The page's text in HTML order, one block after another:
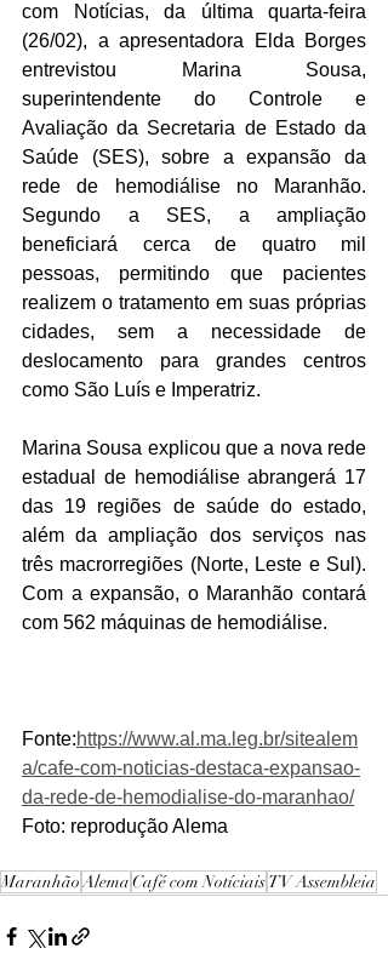
com Notícias, da última quarta-feira
(26/02), a apresentadora Elda Borges
entrevistou Marina Sousa,
superintendente do Controle e
Avaliação da Secretaria de Estado da
Saúde (SES), sobre a expansão da
rede de hemodiálise no Maranhão.
Segundo a SES, a ampliação
beneficiará cerca de quatro mil
pessoas, permitindo que pacientes
realizem o tratamento em suas próprias
cidades, sem a necessidade de
deslocamento para grandes centros
como São Luís e Imperatriz.
Marina Sousa explicou que a nova rede
estadual de hemodiálise abrangerá 17
das 19 regiões de saúde do estado,
além da ampliação dos serviços nas
três macrorregiões (Norte, Leste e Sul).
Com a expansão, o Maranhão contará
com 562 máquinas de hemodiálise.
Fonte:https://www.al.ma.leg.br/sitealem
a/cafe-com-noticias-destaca-expansao-
da-rede-de-hemodialise-do-maranhao/
Foto: reprodução Alema
MaranhãoAlemaCafé com NotíciaisTV Assembleia